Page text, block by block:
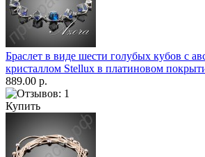
Браслет в виде шести голубых кубов с
кристаллом Stellux в платиновом
889.00 р.
Купить